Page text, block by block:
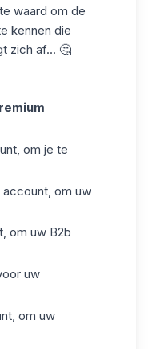
waard om de
kennen die
zich af... 🤔
om je te
om uw
om uw B2b
uw
om uw